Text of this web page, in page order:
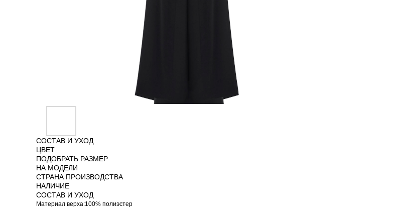
СОСТАВ И УХОД
ЦВЕТ
ПОДОБРАТЬ РАЗМЕР
НА МОДЕЛИ
СТРАНА ПРОИЗВОДСТВА
НАЛИЧИЕ
СОСТАВ И УХОД
Материал верха:100% полиэстер